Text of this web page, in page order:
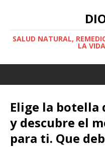
SALUD NATURAL,
LA
Elige la botella
y descubre el
para ti. Que